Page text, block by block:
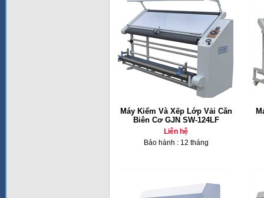
Máy Kiểm Và Xếp Lớp Vải Căn
Biên Cơ GJN SW-124LF
Liên hệ
Bảo hành : 12 tháng